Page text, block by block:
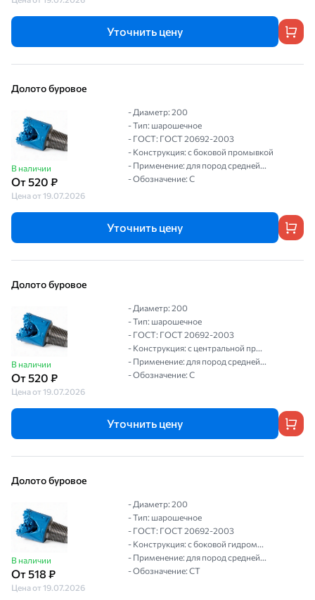
Уточнить цену
Долото буровое
В наличии
От 520 ₽
Цена от 19.07.2026
- Диаметр: 200
- Тип: шарошечное
- ГОСТ: ГОСТ 20692-2003
- Конструкция: с боковой промывкой
- Применение: для пород средней...
- Обозначение: С
Уточнить цену
Долото буровое
В наличии
От 520 ₽
Цена от 19.07.2026
- Диаметр: 200
- Тип: шарошечное
- ГОСТ: ГОСТ 20692-2003
- Конструкция: с центральной пр...
- Применение: для пород средней...
- Обозначение: С
Уточнить цену
Долото буровое
В наличии
От 518 ₽
Цена от 19.07.2026
- Диаметр: 200
- Тип: шарошечное
- ГОСТ: ГОСТ 20692-2003
- Конструкция: с боковой гидром...
- Применение: для пород средней...
- Обозначение: СТ